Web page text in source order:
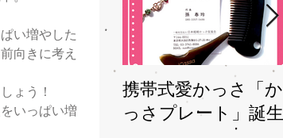
い増やした
向きに考え
ょう！
いっぱい増
携帯式愛かっさ「か
っさプレート」誕生